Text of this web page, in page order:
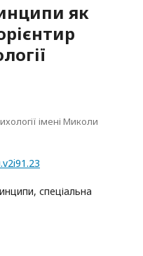
як
імені Миколи
спеціальна